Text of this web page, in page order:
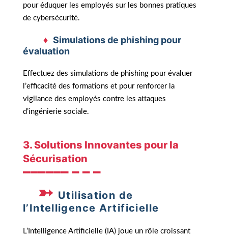
pour éduquer les employés sur les bonnes pratiques
de cybersécurité.
Simulations de phishing pour
évaluation
Effectuez des simulations de phishing pour évaluer
l’efficacité des formations et pour renforcer la
vigilance des employés contre les attaques
d’ingénierie sociale.
3. Solutions Innovantes pour la
Sécurisation
Utilisation de
l’Intelligence Artificielle
L’Intelligence Artificielle (IA) joue un rôle croissant